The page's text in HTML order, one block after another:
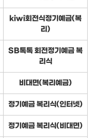
kiwi회전식정기예금(복
리)
SB톡톡 회전정기예금 복
리식
비대면(복리예금)
정기예금 복리식(인터넷)
정기예금 복리식(비대면)